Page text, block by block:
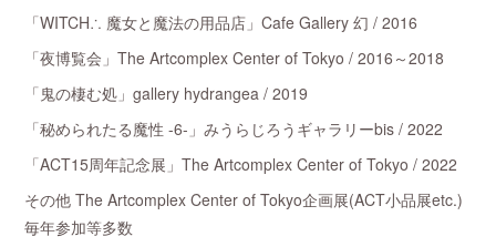
「WITCH∴ 魔女と魔法の用品店」Cafe Gallery 幻 / 2016
「夜博覧会」The Artcomplex Center of Tokyo / 2016～2018
「鬼の棲む処」gallery hydrangea / 2019
「秘められたる魔性 -6-」みうらじろうギャラリーbis / 2022
「ACT15周年記念展」The Artcomplex Center of Tokyo / 2022
その他 The Artcomplex Center of Tokyo企画展(ACT小品展etc.)
毎年参加等多数